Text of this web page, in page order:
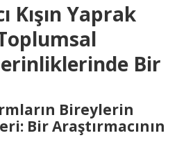
Kışın Yaprak
Bir
Bireylerin
Bir Araştırmacının